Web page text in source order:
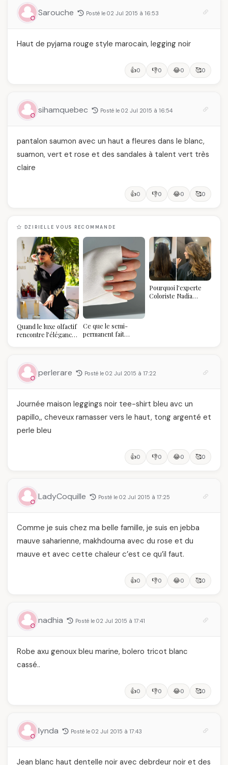
Sarouche Posté le 02 Jul 2015 à 16:53
Haut de pyjama rouge style marocain, legging noir
👍0 👎0 😂0 🥰0
sihamquebec Posté le 02 Jul 2015 à 16:54
pantalon saumon avec un haut a fleures dans le blanc,
suamon, vert et rose et des sandales à talent vert très
claire
👍0 👎0 😂0 🥰0
DZIRIELLE VOUS RECOMMANDE
Quand le luxe olfactif
rencontre l’élégance
temps
Ce que le semi-
permanent fait
Pourquoi l'experte
Coloriste Nadia
perlerare Posté le 02 Jul 2015 à 17:22
Journée maison leggings noir tee-shirt bleu avc un
papillo,, cheveux ramasser vers le haut, tong argenté et
perle bleu
👍0 👎0 😂0 🥰0
LadyCoquille Posté le 02 Jul 2015 à 17:25
Comme je suis chez ma belle famille, je suis en jebba
mauve saharienne, makhdouma avec du rose et du
mauve et avec cette chaleur c’est ce qu’il faut.
👍0 👎0 😂0 🥰0
nadhia Posté le 02 Jul 2015 à 17:41
Robe axu genoux bleu marine, bolero tricot blanc
cassé..
👍0 👎0 😂0 🥰0
lynda Posté le 02 Jul 2015 à 17:43
Jean blanc haut dentelle noir avec debrdeur noir et des